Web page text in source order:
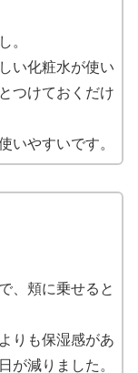
。
い化粧水が使い
つけておくだけ
いやすいです。
、頬に乗せると
りも保湿感があ
が減りました。